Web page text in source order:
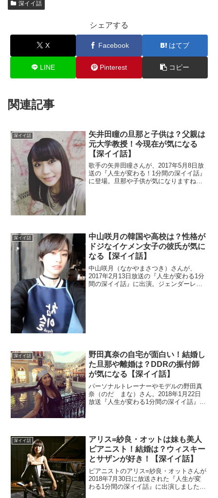
深イイ話
シェアする
X Facebook はてブ
LINE Pinterest コピー
関連記事
深イイ話
矢井田瞳の旦那と子供は？父親は
元大学教授！今現在が気になる
【深イイ話】
歌手の矢井田瞳さんが、2017年5月8日放
送の『人生が変わる！1分間の深イイ話』
に登場。旦那や子供が気になりますね。
深イイ話
中山咲月の韓国や高校は？性格が
ドジなイケメン女子の彼氏が気に
なる【深イイ話】
中山咲月（なかやまさつき）さんが、
2017年2月13日放送の『人生が変わる1分
間の深イイ話』に出演。ジェンダーレス
深イイ話
野田真奈の自宅が面白い！結婚し
た旦那や離婚は？DDRの振付師
が気になる【深イイ話】
パーソナルトレーナーやモデルの野田真
奈（のだ まな）さん。2018年1月22日
放送『人生が変わる1分間の深イイ話』に
深イイ話
アリス=紗良・オットは妹も美人
ピアニスト！結婚は？ウィスキー
とサザンが好き！【深イイ話】
ピアニストのアリス=紗良・オットさんが
2018年7月30日に放送された『人生が変
わる1分間の深イイ話』に出演しました。